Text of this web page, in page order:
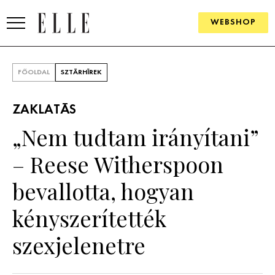
WEBSHOP
SZÉPSÉG
PSZICHÉ
FŐOLDAL SZTÁRHÍREK
ZAKLATÁS
„Nem tudtam irányítani”
– Reese Witherspoon
bevallotta, hogyan
kényszerítették
szexjelenetre